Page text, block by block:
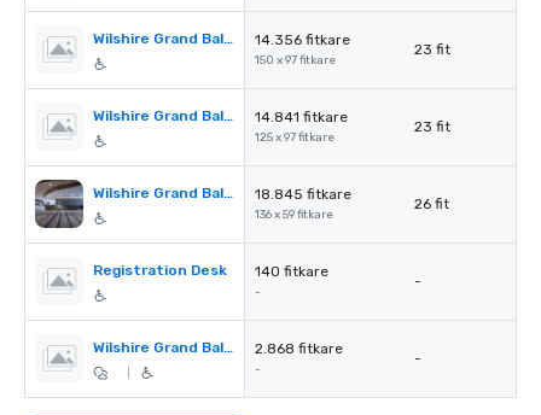
Wilshire Grand Ballroom I & II 14.356 fitkare
150 x 97 fitkare
23 fit
Wilshire Grand Ballroom II & III 14.841 fitkare
125 x 97 fitkare
23 fit
Wilshire Grand Ballroom Pre-Function Area 18.845 fitkare
136 x 59 fitkare
26 fit
Registration Desk 140 fitkare
-
-
Wilshire Grand Ballroom Garden 2.868 fitkare
-
-